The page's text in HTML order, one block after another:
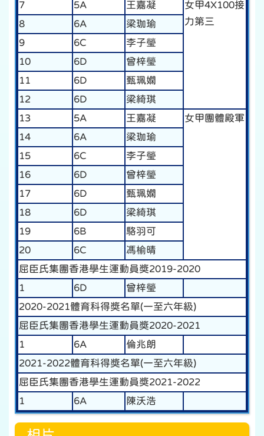
7 5A 王嘉凝
女甲4X100接
力第三
8 6A
梁珈瑜
9
6C
李子瑩
10
6D
曾梓瑩
11
6D
甄珮嫻
12
6D
梁綺琪
13
5A 王嘉凝
女甲團體殿軍
14
6A
梁珈瑜
15
6C
李子瑩
16
6D
曾梓瑩
17
6D
甄珮嫻
18
6D
梁綺琪
19
6B
駱羽可
20
6C
馮榆晴
屈臣氏集團香港學生運動員獎2019-2020
1
6D
曾梓瑩
2020-2021體育科得獎名單(一至六年級)
屈臣氏集團香港學生運動員獎2020-2021
1
6A
倫兆朗
2021-2022體育科得獎名單(一至六年級)
屈臣氏集團香港學生運動員獎2021-2022
1
6A 陳沃浩